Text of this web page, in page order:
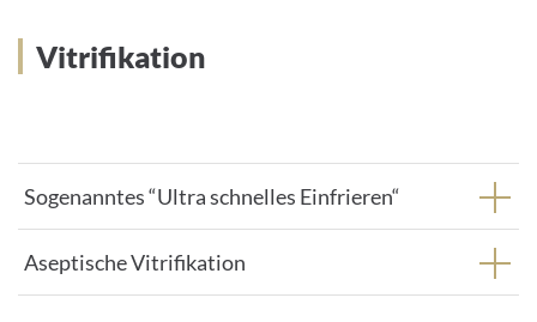
Vitrifikation
Sogenanntes “Ultra schnelles Einfrieren“
Aseptische Vitrifikation